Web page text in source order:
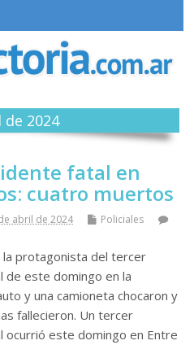
2024
fatal en
cuatro muertos
abril de 2024
Policiales
la protagonista del tercer
de este domingo en la
y una camioneta chocaron y
fallecieron. Un tercer
ocurrió este domingo en Entre